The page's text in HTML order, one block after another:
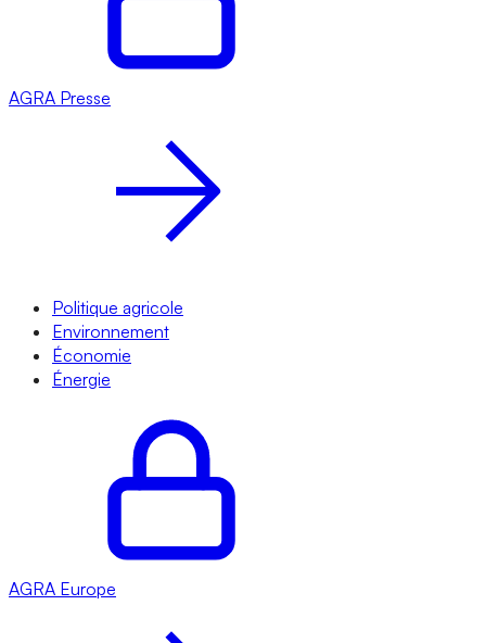
AGRA Presse
Politique agricole
Environnement
Économie
Énergie
AGRA Europe